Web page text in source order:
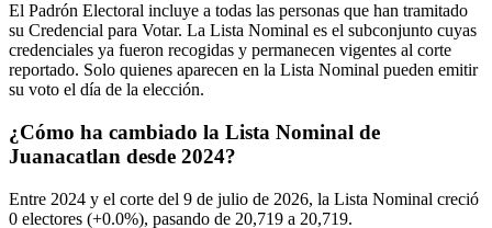
El Padrón Electoral incluye a todas las personas que han tramitado
su Credencial para Votar. La Lista Nominal es el subconjunto cuyas
credenciales ya fueron recogidas y permanecen vigentes al corte
reportado. Solo quienes aparecen en la Lista Nominal pueden emitir
su voto el día de la elección.
¿Cómo ha cambiado la Lista Nominal de
Juanacatlan desde 2024?
Entre 2024 y el corte del 9 de julio de 2026, la Lista Nominal creció
0 electores (+0.0%), pasando de 20,719 a 20,719.